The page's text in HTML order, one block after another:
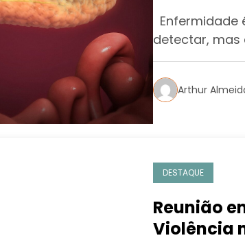
Enfermidade
detectar, mas
Arthur
DESTAQUE
Reunião
Violência